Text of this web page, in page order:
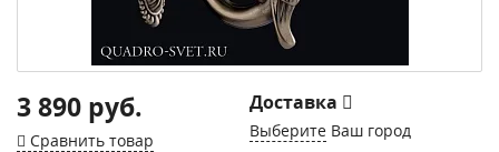
3 890 руб.
Сравнить товар
Доставка
Выберите Ваш город